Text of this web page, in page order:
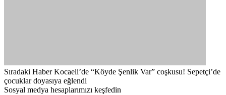
Sıradaki Haber Kocaeli’de “Köyde Şenlik Var” coşkusu! Sepetçi’de
çocuklar doyasıya eğlendi
Sosyal medya hesaplarımızı keşfedin